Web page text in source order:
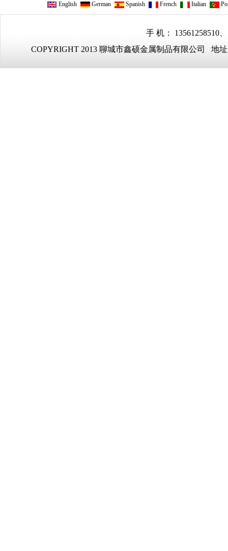
English German Spanish French Italian
手 机： 13561258510
COPYRIGHT 2013 聊城市鑫硕金属制品有限公司 地